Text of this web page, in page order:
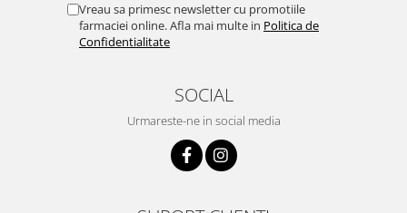
Vreau sa primesc newsletter cu promotiile
farmaciei online. Afla mai multe in Politica de
Confidentialitate
SOCIAL
Urmareste-ne in social media